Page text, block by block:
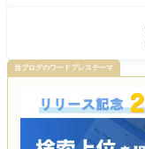
当ブログのワードプレステーマ